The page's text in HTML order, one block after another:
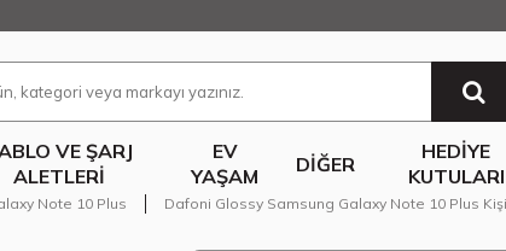
VE ŞARJ
ALETLERI
EV
YAŞAM
DIĞER
HEDIYE
KUTULARI
Note 10 Plus Dafoni Glossy Samsung Galaxy Note 10 Plus